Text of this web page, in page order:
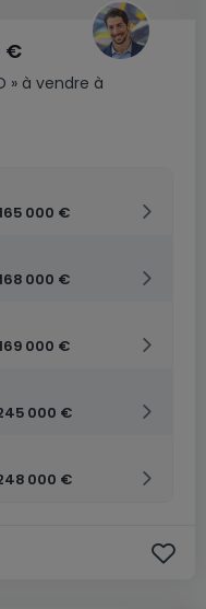
» à vendre à
€
000 €
000 €
000 €
000 €
000 €